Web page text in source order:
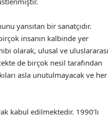
yansıtan bir sanatçıdır.
insanın kalbinde yer
olarak, ulusal ve uluslararası
de birçok nesil tarafından
asla unutulmayacak ve her
kabul edilmektedir. 1990’lı